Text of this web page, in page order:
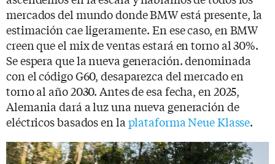
mercados del mundo donde BMW está presente, la
estimación cae ligeramente. En ese caso, en BMW
creen que el mix de ventas estará en torno al 30%.
Se espera que la nueva generación. denominada
con el código G60, desaparezca del mercado en
torno al año 2030. Antes de esa fecha, en 2025,
Alemania dará a luz una nueva generación de
eléctricos basados en la plataforma Neue Klasse.